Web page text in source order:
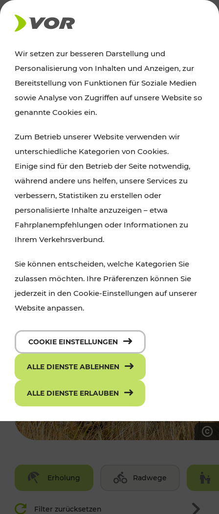
AKTUELLES
Ausflugstipps
Wien, Niederösterreich und das Burgenland
Wanderungen, Kultur und Gastronomie,
Radtouren oder purer Naturgenuss – viele
Attraktionen sind mit den Ticket- und Fahrplan-
Angeboten des VOR gut und schnell erreichbar.
Erholung Radwege
Filter zurücksetzen
Wir setzen zur besseren Darstellung und
Personalisierung von Inhalten und Anzeigen, zur
Bereitstellung von Funktionen für Soziale Medien
sowie Analyse von Zugriffen auf unsere Website so
genannte Cookies ein.
Zum Betrieb unserer Website verwenden wir
unterschiedliche Kategorien von Cookies.
Einige sind für den Betrieb der Seite notwendig,
während andere uns helfen, unsere Services zu
verbessern, Statistiken zu erstellen oder
personalisierte Inhalte anzuzeigen – etwa
Fahrplanempfehlungen oder Informationen zu
Ihrem Verkehrsverbund.
Sie können entscheiden, welche Kategorien Sie
zulassen möchten. Ihre Präferenzen können Sie
jederzeit in den Cookie-Einstellungen auf unserer
Website anpassen.
COOKIE EINSTELLUNGEN
ALLE DIENSTE ABLEHNEN
ALLE DIENSTE ERLAUBEN